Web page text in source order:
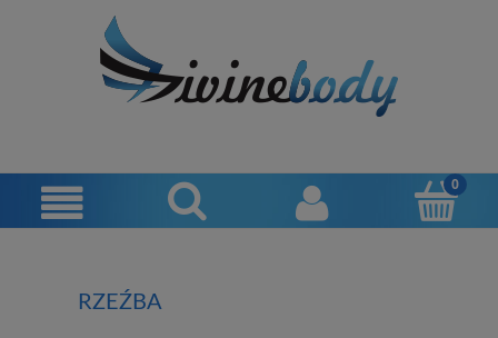
RZEŹBA